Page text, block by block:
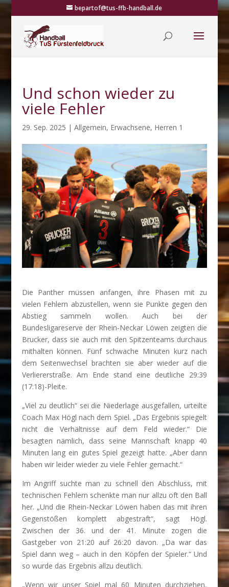
bepartof@tus-ffb-handball.de
Und schon wieder zu
viele Fehler
29. Sep. 2025 | Allgemein, Erwachsene, Herren 1
Die Panther müssen anfangen, ihre Phasen mit zu
vielen Fehlern abzustellen, wenn sie Punkte gegen den
Abstieg sammeln wollen. Auch bei der
Bundesligareserve der Rhein-Neckar Löwen zeigten die
Brucker, dass sie auch mit den Spitzenteams durchaus
mithalten können. Fünf schwache Minuten kurz nach
dem Seitenwechsel brachten sie aber wieder auf die
Verliererstraße. Am Ende stand eine deutliche 29:39
(17:18)-Pleite.
„Viel zu deutlich“ sei die Niederlage ausgefallen, urteilte
Coach Max Högl nach dem Spiel. „Das Ergebnis spiegelt
nicht die Verhältnisse auf dem Feld wieder.“ Die
besagten nämlich, dass seine Mannschaft knapp 40
Minuten lang ein gutes Spiel gezeigt hatte. „Aber dann
haben wir leider wieder zu viele Fehler gemacht.“
Im Angriff suchte man zu schnell den Abschluss, mit
technischen Fehlern schenkte man nur allzu oft den Ball
her. „Und die Rhein-Neckar Löwen haben das mit ihren
Gegenstößen komplett abgestraft“, sagt Högl.
Zwischen der 36. und der 41. Minute zogen die
Gastgeber von 21:20 auf 26:20 davon. „Da war das
Spiel dann weg – auch in den Köpfen der Spieler.“ Und
so wurde das Ergebnis allzu deutlich.
„Wenn wir unser Spiel mal 60 Minuten durchziehen,